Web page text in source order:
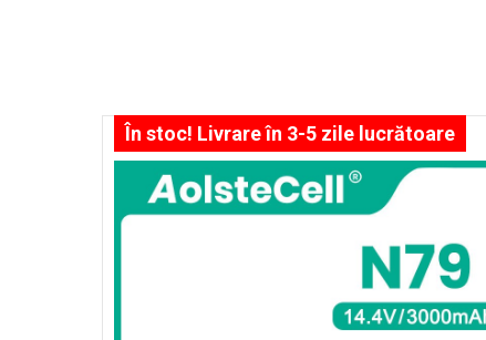
În stoc! Livrare în 3-5 zile lucrătoare